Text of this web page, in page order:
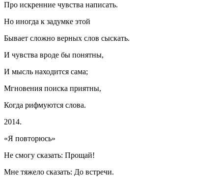
Про искренние чувства написать.
Но иногда к задумке этой
Бывает сложно верных слов сыскать.
И чувства вроде бы понятны,
И мысль находится сама;
Мгновения поиска приятны,
Когда рифмуются слова.
2014.
«Я повторюсь»
Не смогу сказать: Прощай!
Мне тяжело сказать: До встречи.